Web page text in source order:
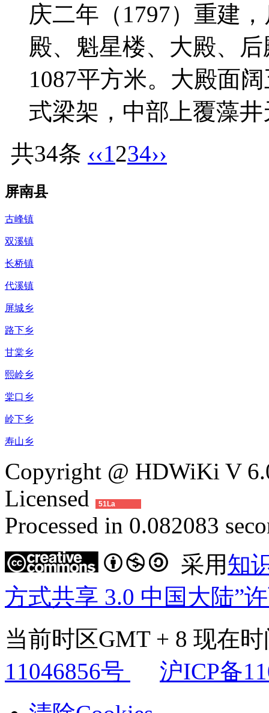
庆二年（1797）重建
殿、魁星楼、大殿、
1087平方米。大殿面
式梁架，中部上覆藻
共34条 ‹‹1234››
屏南县
古峰镇
双溪镇
长桥镇
代溪镇
屏城乡
路下乡
甘棠乡
熙岭乡
棠口乡
岭下乡
寿山乡
Copyright @ HDWiKi V
Licensed
51La
Processed in 0.082083
采用知
方式共享 3.0 中国大陆”
当前时区GMT + 8 现在
11046856号
沪ICP备